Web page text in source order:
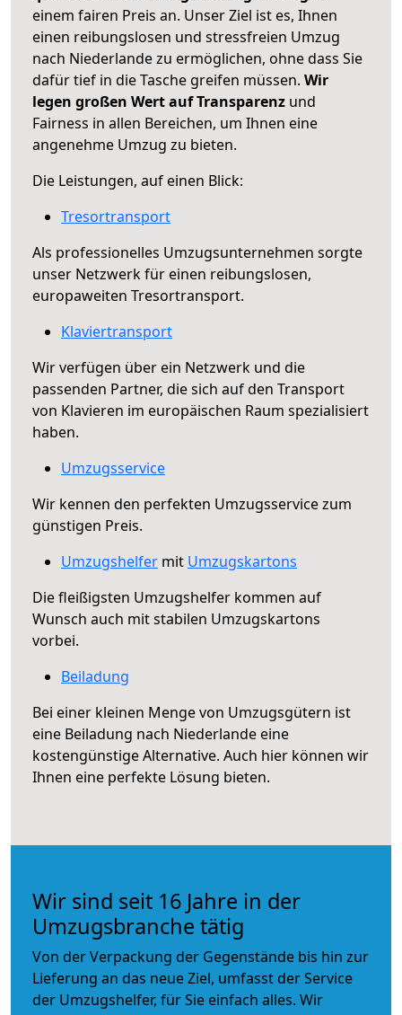
einem fairen Preis an. Unser Ziel ist es, Ihnen
einen reibungslosen und stressfreien Umzug
nach Niederlande zu ermöglichen, ohne dass Sie
dafür tief in die Tasche greifen müssen. Wir
legen großen Wert auf Transparenz und
Fairness in allen Bereichen, um Ihnen eine
angenehme Umzug zu bieten.
Die Leistungen, auf einen Blick:
Tresortransport
Als professionelles Umzugsunternehmen sorgte
unser Netzwerk für einen reibungslosen,
europaweiten Tresortransport.
Klaviertransport
Wir verfügen über ein Netzwerk und die
passenden Partner, die sich auf den Transport
von Klavieren im europäischen Raum spezialisiert
haben.
Umzugsservice
Wir kennen den perfekten Umzugsservice zum
günstigen Preis.
Umzugshelfer mit Umzugskartons
Die fleißigsten Umzugshelfer kommen auf
Wunsch auch mit stabilen Umzugskartons
vorbei.
Beiladung
Bei einer kleinen Menge von Umzugsgütern ist
eine Beiladung nach Niederlande eine
kostengünstige Alternative. Auch hier können wir
Ihnen eine perfekte Lösung bieten.
Wir sind seit 16 Jahre in der
Umzugsbranche tätig
Von der Verpackung der Gegenstände bis hin zur
Lieferung an das neue Ziel, umfasst der Service
der Umzugshelfer, für Sie einfach alles. Wir